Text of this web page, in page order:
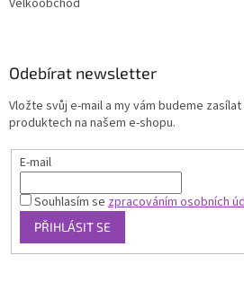
Velkoobchod
Odebírat newsletter
Vložte svůj e-mail a my vám budeme
produktech na našem e-shopu.
E-mail
Souhlasím sezpracováním osobních
PŘIHLÁSIT SE